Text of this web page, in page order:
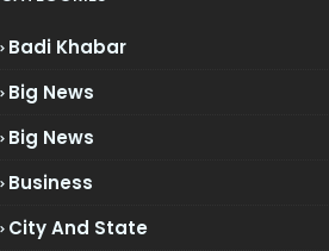
Badi Khabar
Big News
Big News
Business
City And State